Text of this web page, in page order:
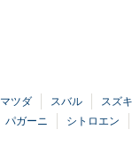
マツダ スバル スズキ
パガーニ シトロエン